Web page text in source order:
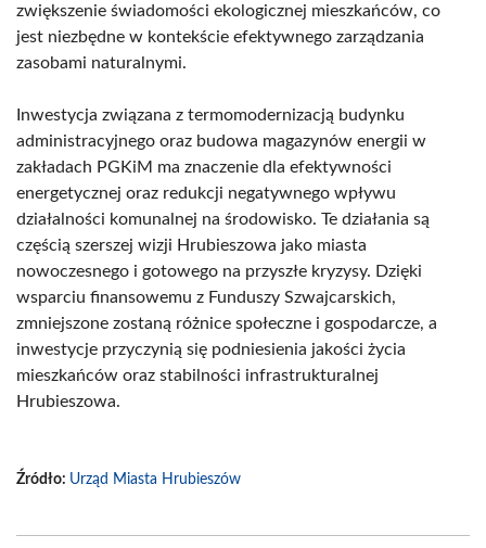
zwiększenie świadomości ekologicznej mieszkańców, co
jest niezbędne w kontekście efektywnego zarządzania
zasobami naturalnymi.
Inwestycja związana z termomodernizacją budynku
administracyjnego oraz budowa magazynów energii w
zakładach PGKiM ma znaczenie dla efektywności
energetycznej oraz redukcji negatywnego wpływu
działalności komunalnej na środowisko. Te działania są
częścią szerszej wizji Hrubieszowa jako miasta
nowoczesnego i gotowego na przyszłe kryzysy. Dzięki
wsparciu finansowemu z Funduszy Szwajcarskich,
zmniejszone zostaną różnice społeczne i gospodarcze, a
inwestycje przyczynią się podniesienia jakości życia
mieszkańców oraz stabilności infrastrukturalnej
Hrubieszowa.
Źródło: Urząd Miasta Hrubieszów